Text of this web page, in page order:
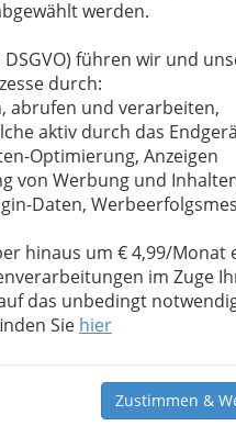
werden.
führen wir und
durch:
abrufen und verarbeiten,
aktiv durch das
Optimierung, Anzeigen
von Werbung und
Daten,
hinaus um € 4,99/Monat
im Zuge
das unbedingt
Sie hier
Zustimmen &